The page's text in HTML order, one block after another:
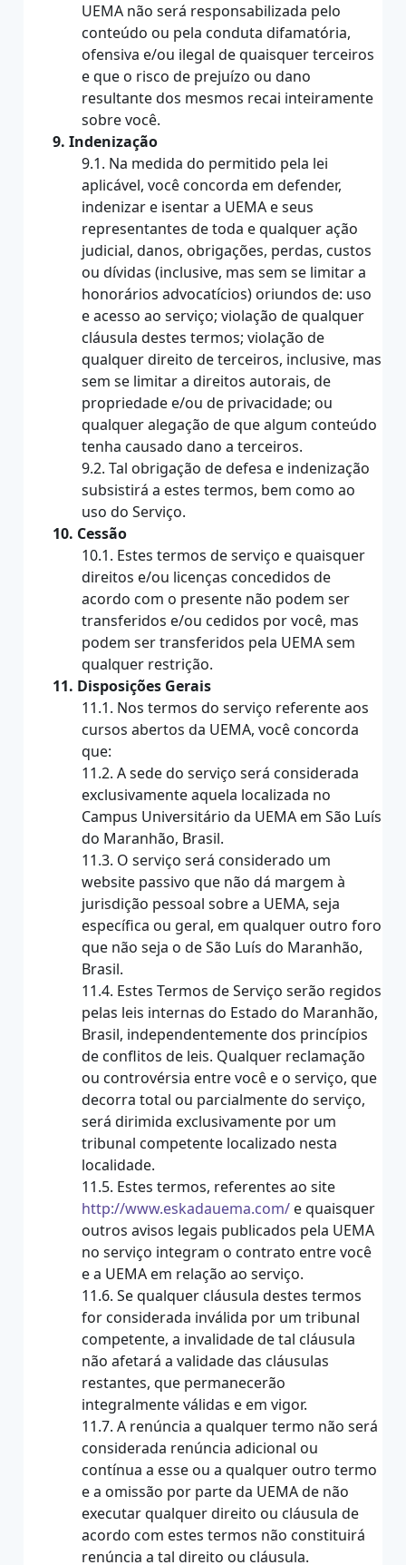
UEMA não será responsabilizada pelo
conteúdo ou pela conduta difamatória,
ofensiva e/ou ilegal de quaisquer terceiros
e que o risco de prejuízo ou dano
resultante dos mesmos recai inteiramente
sobre você.
9. Indenização
9.1. Na medida do permitido pela lei
aplicável, você concorda em defender,
indenizar e isentar a UEMA e seus
representantes de toda e qualquer ação
judicial, danos, obrigações, perdas, custos
ou dívidas (inclusive, mas sem se limitar a
honorários advocatícios) oriundos de: uso
e acesso ao serviço; violação de qualquer
cláusula destes termos; violação de
qualquer direito de terceiros, inclusive, mas
sem se limitar a direitos autorais, de
propriedade e/ou de privacidade; ou
qualquer alegação de que algum conteúdo
tenha causado dano a terceiros.
9.2. Tal obrigação de defesa e indenização
subsistirá a estes termos, bem como ao
uso do Serviço.
10. Cessão
10.1. Estes termos de serviço e quaisquer
direitos e/ou licenças concedidos de
acordo com o presente não podem ser
transferidos e/ou cedidos por você, mas
podem ser transferidos pela UEMA sem
qualquer restrição.
11. Disposições Gerais
11.1. Nos termos do serviço referente aos
cursos abertos da UEMA, você concorda
que:
11.2. A sede do serviço será considerada
exclusivamente aquela localizada no
Campus Universitário da UEMA em São Luís
do Maranhão, Brasil.
11.3. O serviço será considerado um
website passivo que não dá margem à
jurisdição pessoal sobre a UEMA, seja
específica ou geral, em qualquer outro foro
que não seja o de São Luís do Maranhão,
Brasil.
11.4. Estes Termos de Serviço serão regidos
pelas leis internas do Estado do Maranhão,
Brasil, independentemente dos princípios
de conflitos de leis. Qualquer reclamação
ou controvérsia entre você e o serviço, que
decorra total ou parcialmente do serviço,
será dirimida exclusivamente por um
tribunal competente localizado nesta
localidade.
11.5. Estes termos, referentes ao site
http://www.eskadauema.com/ e quaisquer
outros avisos legais publicados pela UEMA
no serviço integram o contrato entre você
e a UEMA em relação ao serviço.
11.6. Se qualquer cláusula destes termos
for considerada inválida por um tribunal
competente, a invalidade de tal cláusula
não afetará a validade das cláusulas
restantes, que permanecerão
integralmente válidas e em vigor.
11.7. A renúncia a qualquer termo não será
considerada renúncia adicional ou
contínua a esse ou a qualquer outro termo
e a omissão por parte da UEMA de não
executar qualquer direito ou cláusula de
acordo com estes termos não constituirá
renúncia a tal direito ou cláusula.